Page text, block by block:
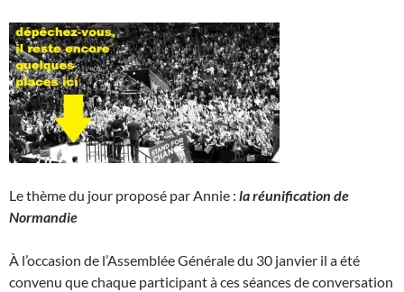
Le thème du jour proposé par Annie : la réunification de
Normandie
À l’occasion de l’Assemblée Générale du 30 janvier il a été
convenu que chaque participant à ces séances de conversation